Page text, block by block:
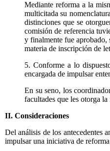
Mediante reforma a la
multicitada su
distinciones que se
comisión de referencia
y finalmente fue aprobado,
materia de inscripción de
5. Conforme a lo
encargada de impulsar
En su seno, los
facultades que les otorga
II. Consideraciones
Del análisis de los antecedentes
impulsar una iniciativa de